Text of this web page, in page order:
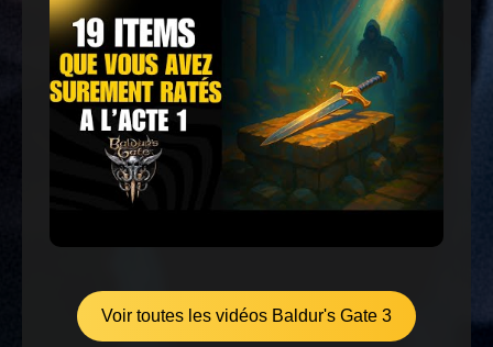
Voir toutes les vidéos Baldur's Gate 3